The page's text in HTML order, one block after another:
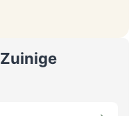
Zuinige